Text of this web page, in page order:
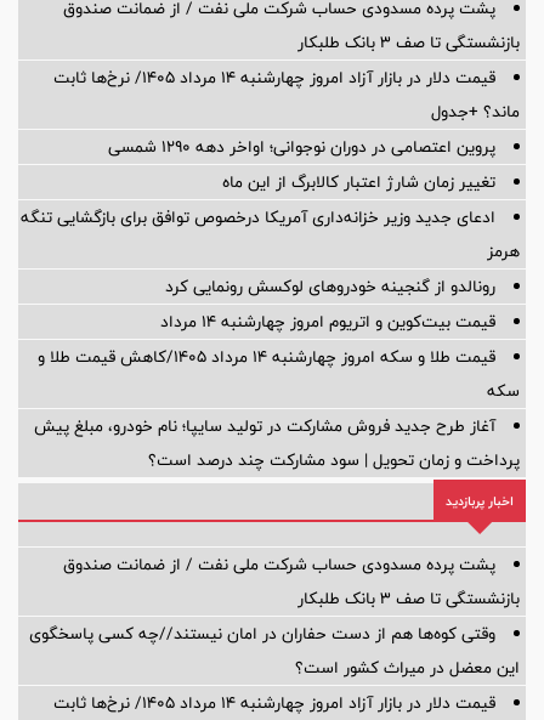
پشت پرده‌ مسدودی حساب شرکت ملی نفت / از ضمانت صندوق
بازنشستگی تا صف ۳ بانک طلبکار
قیمت دلار در بازار آزاد امروز چهارشنبه ۱۴ مرداد ۱۴۰۵/ نرخ‌ها ثابت
ماند؟ +جدول
پروین اعتصامی در دوران نوجوانی؛ اواخر دهه ۱۲۹۰ شمسی
تغییر زمان شارژ اعتبار کالابرگ از این ماه
ادعای جدید وزیر خزانه‌داری آمریکا درخصوص توافق برای بازگشایی تنگه
هرمز
رونالدو از گنجینه خودروهای لوکسش رونمایی کرد
قیمت بیت‌کوین و اتریوم امروز چهارشنبه ۱۴ مرداد
قیمت طلا و سکه امروز چهارشنبه ۱۴ مرداد ۱۴۰۵/کاهش قیمت طلا و
سکه
آغاز طرح جدید فروش مشارکت در تولید سایپا؛ نام خودرو، مبلغ پیش
پرداخت و زمان تحویل | سود مشارکت چند درصد است؟
اخبار پربازدید
پشت پرده‌ مسدودی حساب شرکت ملی نفت / از ضمانت صندوق
بازنشستگی تا صف ۳ بانک طلبکار
وقتی کوه‌ها هم از دست حفاران در امان نیستند//چه کسی پاسخگوی
این معضل در میراث کشور است؟
قیمت دلار در بازار آزاد امروز چهارشنبه ۱۴ مرداد ۱۴۰۵/ نرخ‌ها ثابت